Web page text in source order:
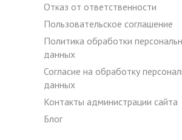
Отказ от ответственности
Пользовательское соглашение
Политика обработки
данных
Согласие на обработку
данных
Контакты администрации сайта
Блог